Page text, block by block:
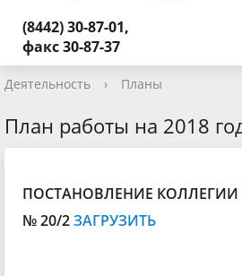
(8442) 30-87-01,
факс 30-87-37
Деятельность › Планы
План работы на 2018
ПОСТАНОВЛЕНИЕ КОЛЛЕГИИ
№ 20/2ЗАГРУЗИТЬ